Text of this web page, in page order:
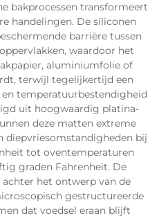
bakprocessen transformeert
handelingen. De siliconen
barrière tussen
waardoor het
aluminiumfolie of
terwijl tegelijkertijd een
temperatuurbestendigheid
uit hoogwaardig platina-
deze matten extreme
diepvriesomstandigheden bij
tot oventemperaturen
graden Fahrenheit. De
het ontwerp van de
gestructureerde
dat voedsel eraan blijft